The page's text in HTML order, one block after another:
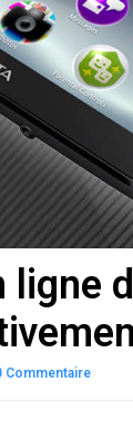
ligne
Commentaire